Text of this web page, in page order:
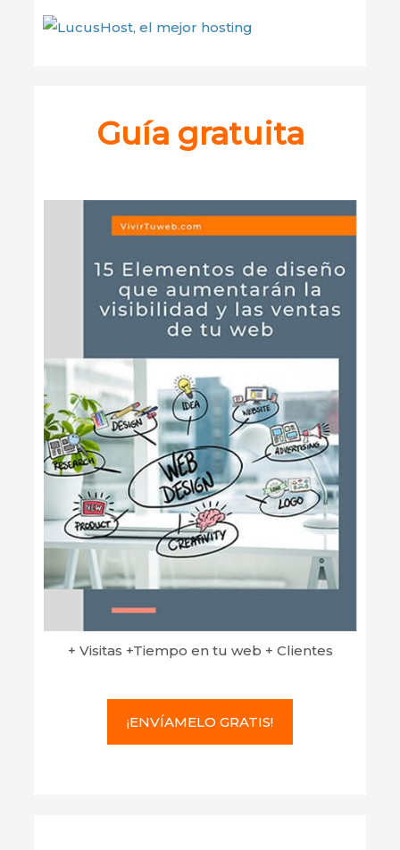
Guía gratuita
+ Visitas +Tiempo en tu web + Clientes
¡ENVÍAMELO GRATIS!